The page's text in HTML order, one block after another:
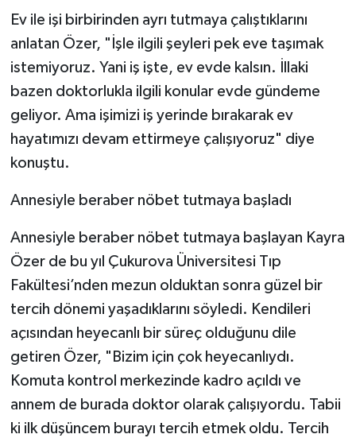
Ev ile işi birbirinden ayrı tutmaya çalıştıklarını
anlatan Özer, "İşle ilgili şeyleri pek eve taşımak
istemiyoruz. Yani iş işte, ev evde kalsın. İllaki
bazen doktorlukla ilgili konular evde gündeme
geliyor. Ama işimizi iş yerinde bırakarak ev
hayatımızı devam ettirmeye çalışıyoruz" diye
konuştu.
Annesiyle beraber nöbet tutmaya başladı
Annesiyle beraber nöbet tutmaya başlayan Kayra
Özer de bu yıl Çukurova Üniversitesi Tıp
Fakültesi’nden mezun olduktan sonra güzel bir
tercih dönemi yaşadıklarını söyledi. Kendileri
açısından heyecanlı bir süreç olduğunu dile
getiren Özer, "Bizim için çok heyecanlıydı.
Komuta kontrol merkezinde kadro açıldı ve
annem de burada doktor olarak çalışıyordu. Tabii
ki ilk düşüncem burayı tercih etmek oldu. Tercih